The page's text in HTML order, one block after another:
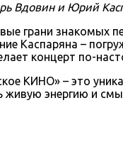
Вдовин и Юрий
грани
Каспаряна –
концерт по-
КИНО» – это
живую энергию и